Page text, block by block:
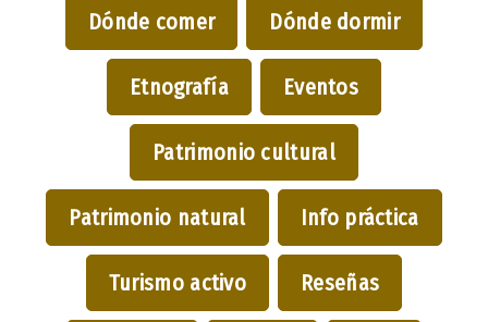
Dónde comer Dónde dormir
Etnografía Eventos
Patrimonio cultural
Patrimonio natural Info práctica
Turismo activo Reseñas